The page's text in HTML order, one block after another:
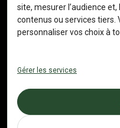
site, mesurer l’audience
contenus ou services tiers.
personnaliser vos choix à
Gérer les services